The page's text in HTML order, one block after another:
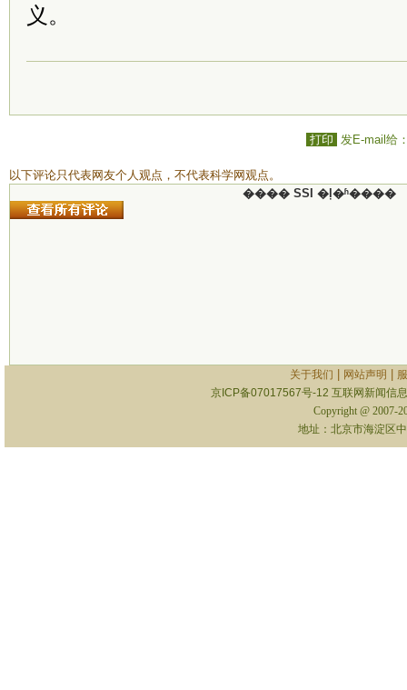
义。
打印 发E-mail给
以下评论只代表网友个人观点，不代表科学网观点。
���� SSI �ļ�ʱ����
关于我们 网站声明
京ICP备07017567号-12 互联网新闻信
Copyright @ 2007-
地址：北京市海淀区